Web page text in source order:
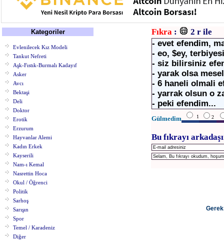
Kategoriler
Evlenilecek Kız Modeli
Tankut Nefreti
Aşk-Fıstık-Burmalı Kadayıf
Asker
Avcı
Bektaşi
Deli
Doktor
Erotik
Erzurum
Hayvanlar Alemi
Kadın Erkek
Kayserili
Nam-ı Kemal
Nasrettin Hoca
Okul / Öğrenci
Politik
Sarhoş
Sarışın
Spor
Temel / Karadeniz
Diğer
Fıkra :
2 r ile
- evet efendim,
- eo, $ey,
- siz bilirsiniz
- yarak olsa
- 6 haneli olmali
- yarrak olsun o
- peki efendim...
Gülmedim 1 2
Bu fıkrayı